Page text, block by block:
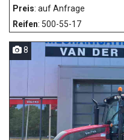
Preis: auf Anfrage
Reifen: 500-55-17
8